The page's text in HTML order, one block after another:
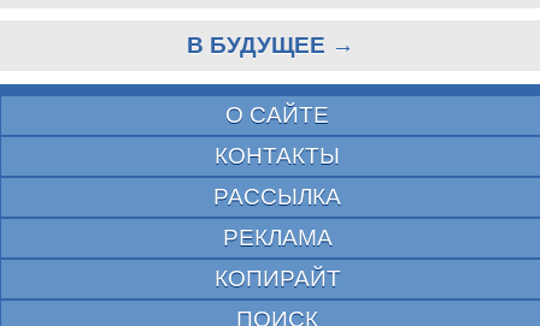
В БУДУЩЕЕ →
О САЙТЕ
КОНТАКТЫ
РАССЫЛКА
РЕКЛАМА
КОПИРАЙТ
ПОИСК